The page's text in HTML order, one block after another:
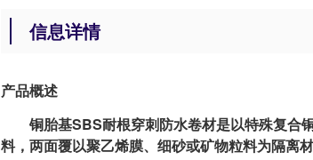
信息详情
产品概述
铜胎基SBS耐根穿刺防水卷材是以特殊复合
料，两面覆以聚乙烯膜、细砂或矿物粒料为隔离